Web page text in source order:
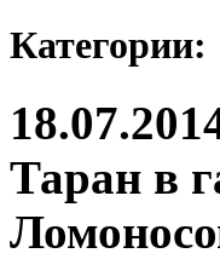
Категории:
Таран в